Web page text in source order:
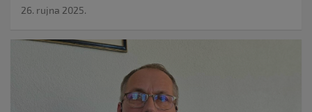
26. rujna 2025.